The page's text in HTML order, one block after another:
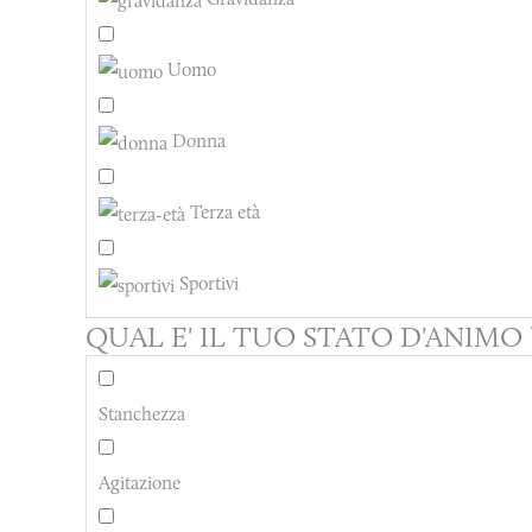
Uomo
Donna
Terza età
Sportivi
QUAL E' IL TUO STATO D'ANIMO
Stanchezza
Agitazione